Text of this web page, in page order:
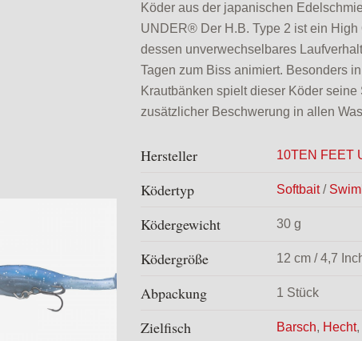
Köder aus der japanischen
UNDER® Der H.B. Type 2 ist ein High
dessen unverwechselbares
Tagen zum Biss animiert. Besonders
Krautbänken spielt dieser Köder
zusätzlicher Beschwerung in allen
Hersteller 10TEN FEET
Ködertyp Softbait/
Ködergewicht 30 g
Ködergröße 12 cm / 4,7
Abpackung 1 Stück
Zielfisch Barsch, Hecht,